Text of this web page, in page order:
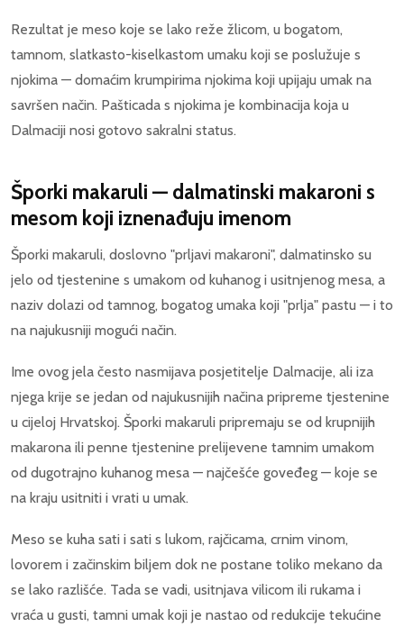
Rezultat je meso koje se lako reže žlicom, u bogatom,
tamnom, slatkasto-kiselkastom umaku koji se poslužuje s
njokima — domaćim krumpirima njokima koji upijaju umak na
savršen način. Pašticada s njokima je kombinacija koja u
Dalmaciji nosi gotovo sakralni status.
Šporki makaruli — dalmatinski makaroni s
mesom koji iznenađuju imenom
Šporki makaruli, doslovno "prljavi makaroni", dalmatinsko su
jelo od tjestenine s umakom od kuhanog i usitnjenog mesa, a
naziv dolazi od tamnog, bogatog umaka koji "prlja" pastu — i to
na najukusniji mogući način.
Ime ovog jela često nasmijava posjetitelje Dalmacije, ali iza
njega krije se jedan od najukusnijih načina pripreme tjestenine
u cijeloj Hrvatskoj. Šporki makaruli pripremaju se od krupnijih
makarona ili penne tjestenine prelijevene tamnim umakom
od dugotrajno kuhanog mesa — najčešće goveđeg — koje se
na kraju usitniti i vrati u umak.
Meso se kuha sati i sati s lukom, rajčicama, crnim vinom,
lovorem i začinskim biljem dok ne postane toliko mekano da
se lako razlišće. Tada se vadi, usitnjava vilicom ili rukama i
vraća u gusti, tamni umak koji je nastao od redukcije tekućine